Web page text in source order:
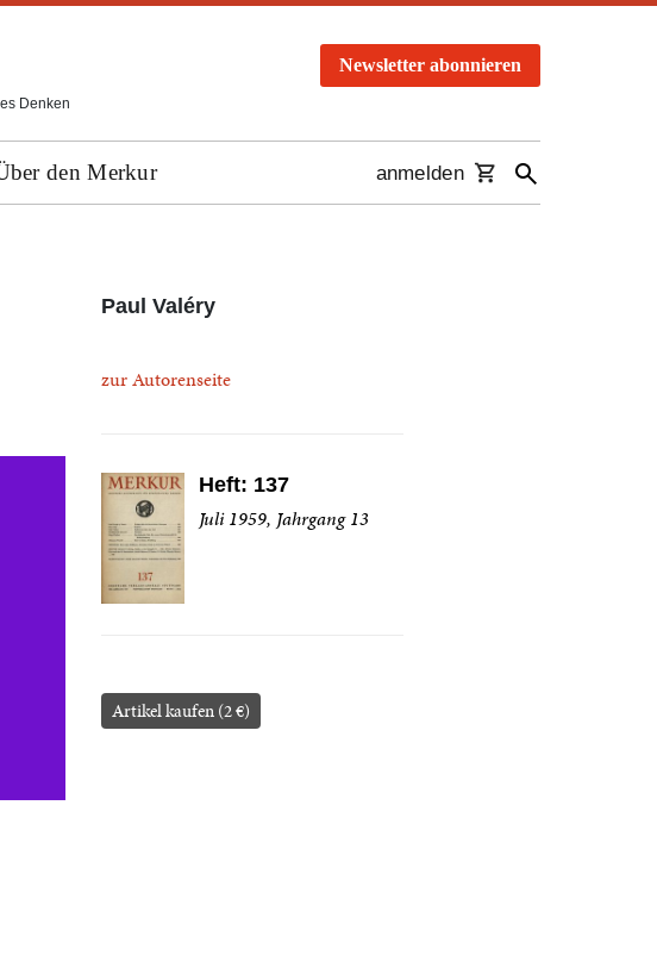
Denken
Newsletter abonnieren
den Merkur anmelden
Paul Valéry
zur Autorenseite
Heft: 137
Juli 1959, Jahrgang 13
Artikel kaufen (2 €)